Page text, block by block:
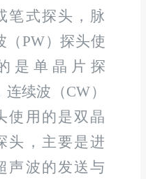
笔式探头，脉
（PW）探头使
是单晶片探
连续波（CW）
使用的是双晶
头，主要是进
声波的发送与